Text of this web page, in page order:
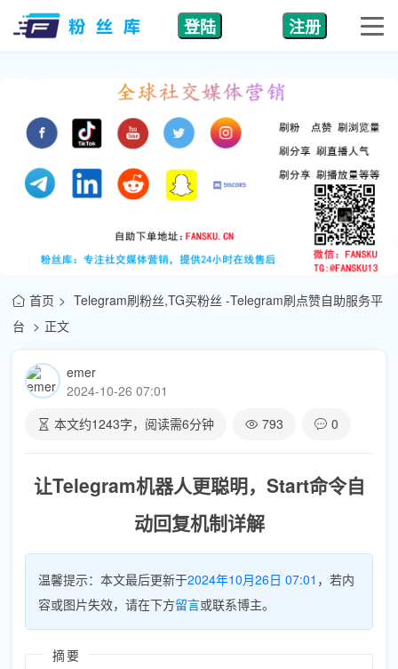
登陆 注册
首页
Telegram刷粉丝,TG买粉丝 -Telegram刷点赞自助服务平
台
正文
emer
2024-10-26 07:01
本文约1243字，阅读需6分钟 793 0
让Telegram机器人更聪明，Start命令自
动回复机制详解
温馨提示：本文最后更新于2024年10月26日 07:01 ，若内
容或图片失效，请在下方留言或联系博主。
摘要